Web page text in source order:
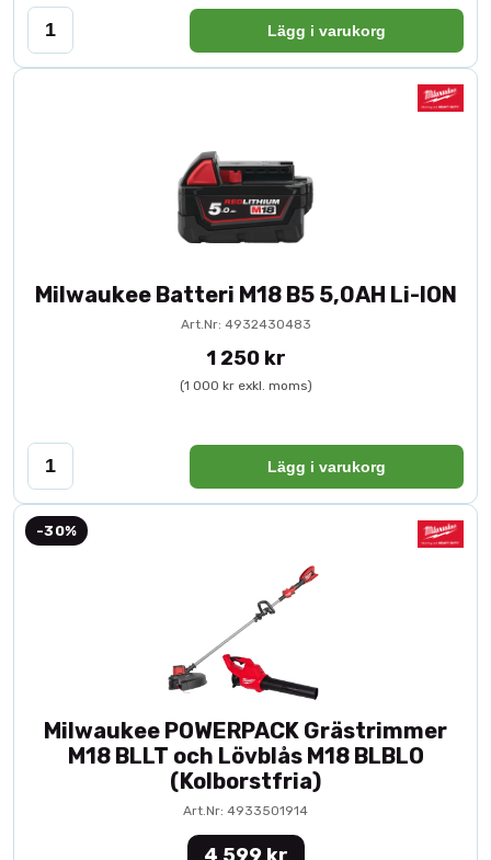
Lägg i varukorg
Milwaukee Batteri M18 B5 5,0AH Li-ION
Art.Nr: 4932430483
1 250 kr
(1 000 kr exkl. moms)
Lägg i varukorg
-30%
Milwaukee POWERPACK Grästrimmer
M18 BLLT och Lövblås M18 BLBLO
(Kolborstfria)
Art.Nr: 4933501914